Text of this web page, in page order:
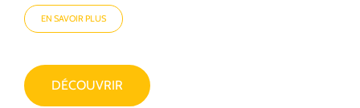
EN SAVOIR PLUS
DÉCOUVRIR